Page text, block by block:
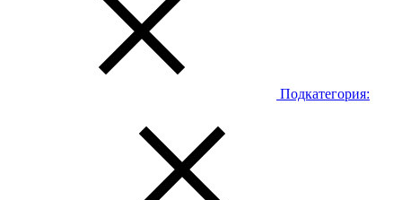
Подкатегория: